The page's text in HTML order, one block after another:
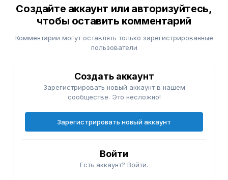
Создайте аккаунт или авторизуйтесь,
чтобы оставить комментарий
Комментарии могут оставлять только зарегистрированные
пользователи
Создать аккаунт
Зарегистрировать новый аккаунт в нашем
сообществе. Это несложно!
Зарегистрировать новый аккаунт
Войти
Есть аккаунт? Войти.